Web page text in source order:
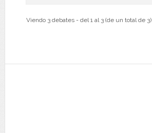
Viendo 3 debates - del 1 al 3 (de un total de 3)